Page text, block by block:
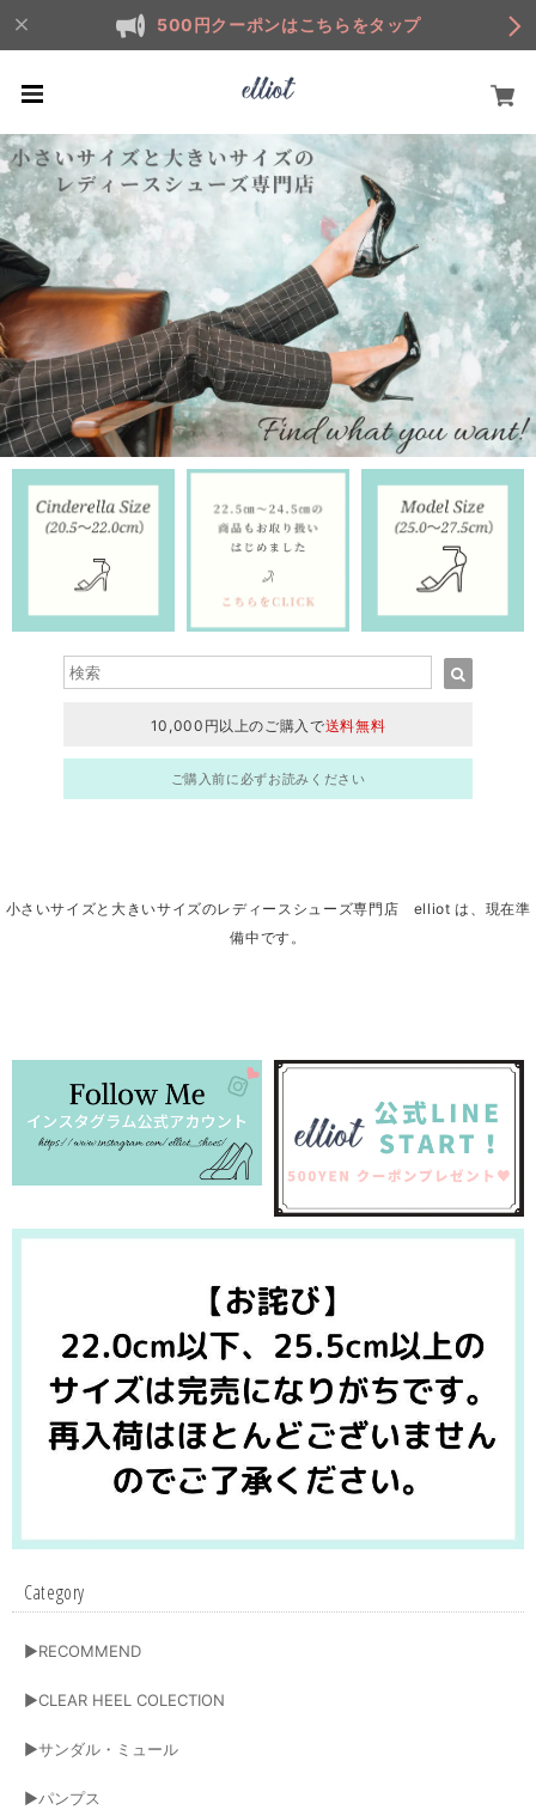
500円クーポンはこちらをタップ
10,000円以上のご購入で送料無料
ご購入前に必ずお読みください
小さいサイズと大きいサイズのレディースシューズ専門店 elliot は、現在準
備中です。
Category
▶RECOMMEND
▶CLEAR HEEL COLECTION
▶サンダル・ミュール
▶パンプス